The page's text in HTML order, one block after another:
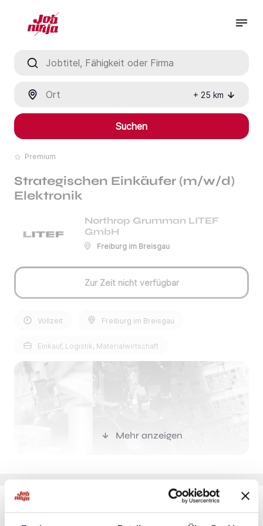
+ 25 km
Suchen
Premium
Strategischen Einkäufer (m/w/d)
Elektronik
Northrop Grumman LITEF
GmbH
Freiburg im Breisgau
Zur Zeit nicht verfügbar
Vollzeit Freiburg im Breisgau
Einkauf, Logistik, Materialwirtschaft
Stellenbeschreibung:
LITEF-Produkte sind weltweit in einer Vielzahl von
Mehr anzeigen